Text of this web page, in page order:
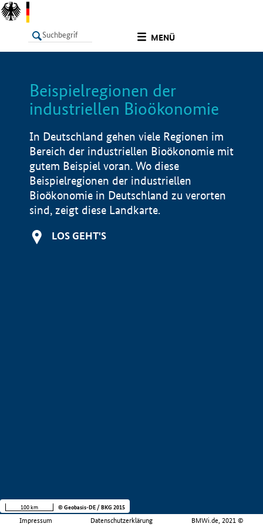
MENÜ
LISTE
Beispielregionen der
industriellen Bioökonomie
In Deutschland gehen viele Regionen im
Bereich der industriellen Bioökonomie mit
gutem Beispiel voran. Wo diese
Beispielregionen der industriellen
Bioökonomie in Deutschland zu verorten
sind, zeigt diese Landkarte.
LOS GEHT'S
Impressum Datenschutzerklärung BMWi.de, 2021 ©
100 km © Geobasis-DE / BKG 2015